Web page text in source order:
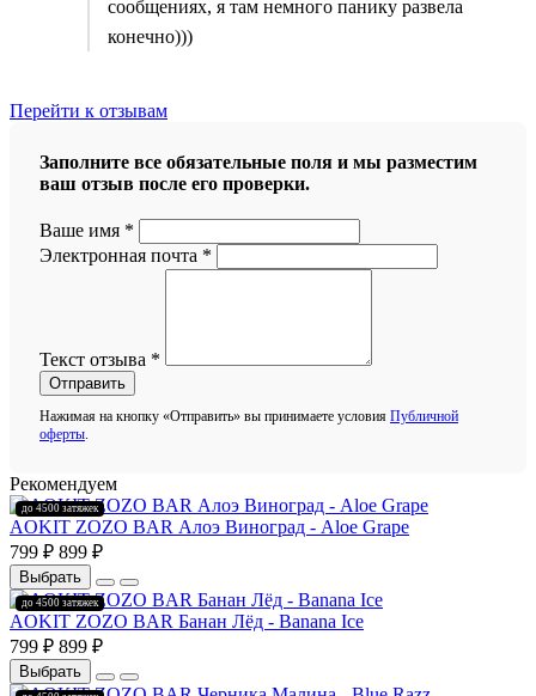
сообщениях, я там немного панику развела
конечно)))
Перейти к отзывам
Заполните все обязательные поля и мы разместим
ваш отзыв после его проверки.
Ваше имя *
Электронная почта *
Текст отзыва *
Отправить
Нажимая на кнопку «Отправить» вы принимаете условия Публичной
оферты.
Рекомендуем
до 4500 затяжек
РАСПРОДАЖА
AOKIT ZOZO BAR Алоэ Виноград - Aloe Grape
799 ₽ 899 ₽
Выбрать
до 4500 затяжек
РАСПРОДАЖА
AOKIT ZOZO BAR Банан Лёд - Banana Ice
799 ₽ 899 ₽
Выбрать